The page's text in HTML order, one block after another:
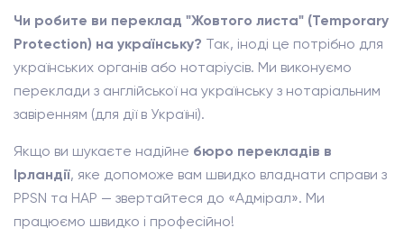
Чи робите ви переклад "Жовтого листа" (Temporary
Protection) на українську? Так, іноді це потрібно для
українських органів або нотаріусів. Ми виконуємо
переклади з англійської на українську з нотаріальним
завіренням (для дії в Україні).
Якщо ви шукаєте надійне бюро перекладів в
Ірландії, яке допоможе вам швидко владнати справи з
PPSN та HAP — звертайтеся до «Адмірал». Ми
працюємо швидко і професійно!